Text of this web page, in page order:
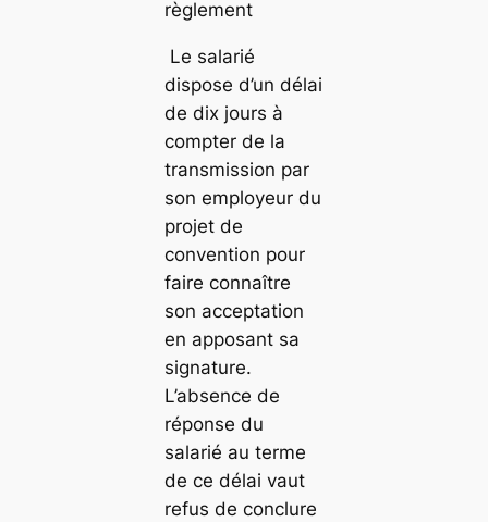
règlement
Le salarié
dispose d’un délai
de dix jours à
compter de la
transmission par
son employeur du
projet de
convention pour
faire connaître
son acceptation
en apposant sa
signature.
L’absence de
réponse du
salarié au terme
de ce délai vaut
refus de conclure